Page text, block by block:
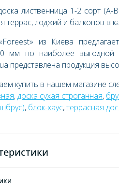
лиственница 1-2 сорт
террас, лоджий и балконов в
из Киева
мм по наиболее выгодной
представлена продукция
купить в нашем магазине
,доска сухая строганная,
, блок-хаус,террасная